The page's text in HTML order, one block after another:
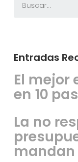
Entradas
El mejor
en 10
La no
mandan